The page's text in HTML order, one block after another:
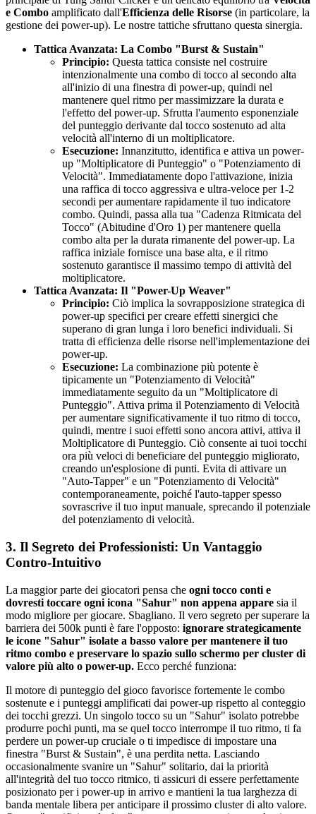
e Combo amplificato dall'Efficienza delle Risorse (in particolare, la
gestione dei power-up). Le nostre tattiche sfruttano questa sinergia.
Tattica Avanzata: La Combo "Burst & Sustain"
Principio: Questa tattica consiste nel costruire
intenzionalmente una combo di tocco al secondo alta
all'inizio di una finestra di power-up, quindi nel
mantenere quel ritmo per massimizzare la durata e
l'effetto del power-up. Sfrutta l'aumento esponenziale
del punteggio derivante dal tocco sostenuto ad alta
velocità all'interno di un moltiplicatore.
Esecuzione: Innanzitutto, identifica e attiva un power-
up "Moltiplicatore di Punteggio" o "Potenziamento di
Velocità". Immediatamente dopo l'attivazione, inizia
una raffica di tocco aggressiva e ultra-veloce per 1-2
secondi per aumentare rapidamente il tuo indicatore
combo. Quindi, passa alla tua "Cadenza Ritmicata del
Tocco" (Abitudine d'Oro 1) per mantenere quella
combo alta per la durata rimanente del power-up. La
raffica iniziale fornisce una base alta, e il ritmo
sostenuto garantisce il massimo tempo di attività del
moltiplicatore.
Tattica Avanzata: Il "Power-Up Weaver"
Principio: Ciò implica la sovrapposizione strategica di
power-up specifici per creare effetti sinergici che
superano di gran lunga i loro benefici individuali. Si
tratta di efficienza delle risorse nell'implementazione dei
power-up.
Esecuzione: La combinazione più potente è
tipicamente un "Potenziamento di Velocità"
immediatamente seguito da un "Moltiplicatore di
Punteggio". Attiva prima il Potenziamento di Velocità
per aumentare significativamente il tuo ritmo di tocco,
quindi, mentre i suoi effetti sono ancora attivi, attiva il
Moltiplicatore di Punteggio. Ciò consente ai tuoi tocchi
ora più veloci di beneficiare del punteggio migliorato,
creando un'esplosione di punti. Evita di attivare un
"Auto-Tapper" e un "Potenziamento di Velocità"
contemporaneamente, poiché l'auto-tapper spesso
sovrascrive il tuo input manuale, sprecando il potenziale
del potenziamento di velocità.
3. Il Segreto dei Professionisti: Un Vantaggio
Contro-Intuitivo
La maggior parte dei giocatori pensa che ogni tocco conti e
dovresti toccare ogni icona "Sahur" non appena appare sia il
modo migliore per giocare. Sbagliano. Il vero segreto per superare la
barriera dei 500k punti è fare l'opposto: ignorare strategicamente
le icone "Sahur" isolate a basso valore per mantenere il tuo
ritmo combo e preservare lo spazio sullo schermo per cluster di
valore più alto o power-up. Ecco perché funziona:
Il motore di punteggio del gioco favorisce fortemente le combo
sostenute e i punteggi amplificati dai power-up rispetto al conteggio
dei tocchi grezzi. Un singolo tocco su un "Sahur" isolato potrebbe
produrre pochi punti, ma se quel tocco interrompe il tuo ritmo, ti fa
perdere un power-up cruciale o ti impedisce di impostare una
finestra "Burst & Sustain", è una perdita netta. Lasciando
occasionalmente svanire un "Sahur" solitario, dai la priorità
all'integrità del tuo tocco ritmico, ti assicuri di essere perfettamente
posizionato per i power-up in arrivo e mantieni la tua larghezza di
banda mentale libera per anticipare il prossimo cluster di alto valore.